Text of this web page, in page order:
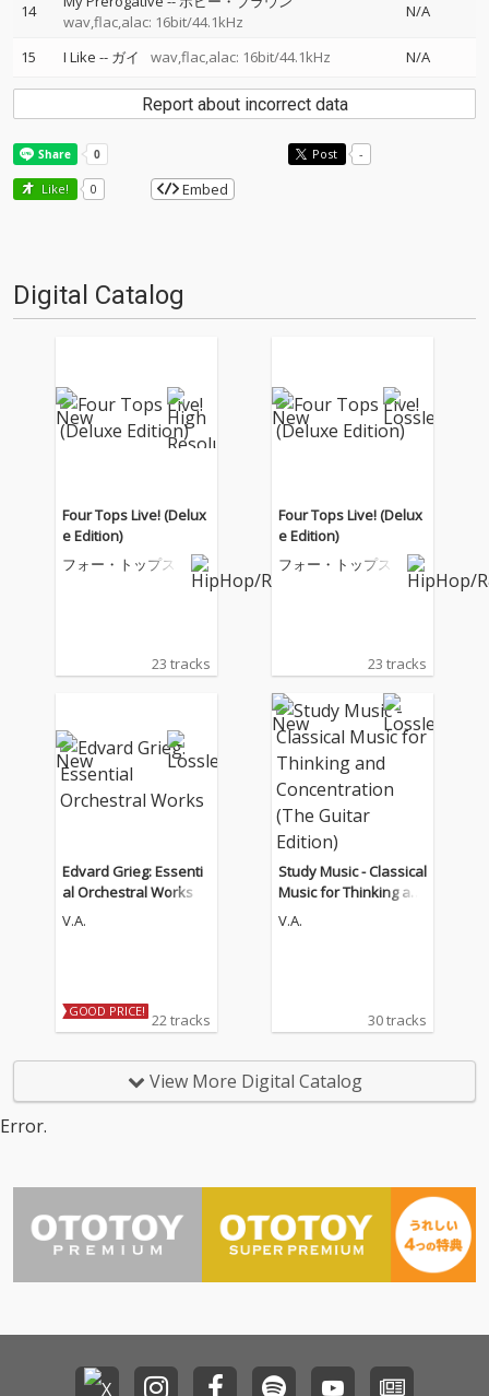
14
wav,flac,alac: 16bit/44.1kHz
N/A
15 I Like -- ガイ wav,flac,alac: 16bit/44.1kHz N/A
Report about incorrect data
Post -
Like! 0 Embed
Digital Catalog
Four Tops Live! (Delux
e Edition)
フォー・トップス
23 tracks
Four Tops Live! (Delux
e Edition)
フォー・トップス
23 tracks
Edvard Grieg: Essenti
al Orchestral Works
V.A.
GOOD PRICE! 22 tracks
Study Music - Classical
Music for Thinking an
d Concentration (The
V.A.
30 tracks
View More Digital Catalog
Error.